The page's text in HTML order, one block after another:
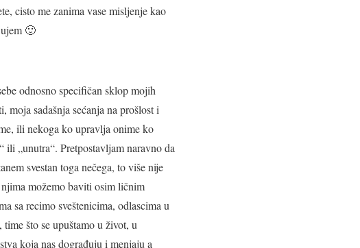
cisto me zanima vase misljenje kao
🙂
odnosno specifičan sklop mojih
sadašnja sećanja na prošlost i
ili nekoga ko upravlja onime ko
„unutra“. Pretpostavljam naravno da
svestan toga nečega, to više nije
možemo baviti osim ličnim
sa recimo sveštenicima, odlascima u
što se upuštamo u život, u
koja nas dograđuju i menjaju a